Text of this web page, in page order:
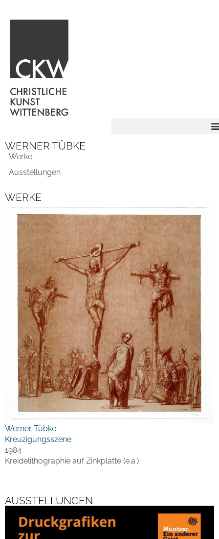
WERNER TÜBKE
Werke
Ausstellungen
WERKE
Werner Tübke
Kreuzigungsszene
1984
Kreidelithographie auf Zinkplatte (e.a.)
AUSSTELLUNGEN